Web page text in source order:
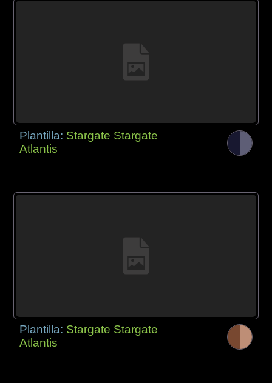
Plantilla: Stargate Stargate
Atlantis
Plantilla: Stargate Stargate
Atlantis